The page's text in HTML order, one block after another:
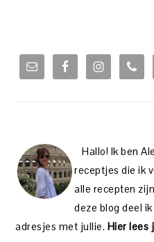
SIDEBAR
Hallo! Ik ben
receptjes die ik
alle recepten
deze blog deel
adresjes met jullie. Hier lees